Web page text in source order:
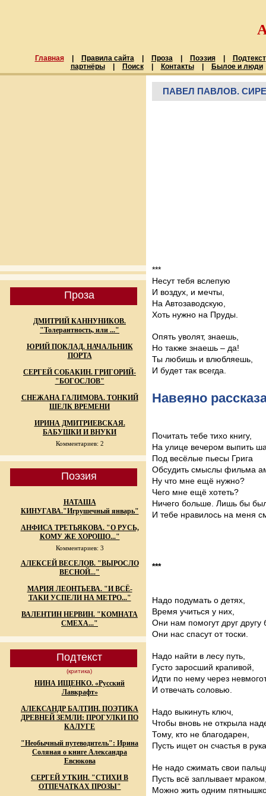
Главная Правила сайта Проза Поэзия
Подтекст
партнёры
Поиск Контакты Былое и люди
Проза
ДМИТРИЙ КАННУНИКОВ.
"Толерантность, или ..."
ЮРИЙ ПОКЛАД. НАЧАЛЬНИК
ПОРТА
СЕРГЕЙ СОБАКИН. ГРИГОРИЙ-
"БОГОСЛОВ"
СНЕЖАНА ГАЛИМОВА. ТОНКИЙ
ШЕЛК ВРЕМЕНИ
ИРИНА ДМИТРИЕВСКАЯ.
БАБУШКИ И ВНУКИ
Комментариев: 2
Поэзия
НАТАША
КИНУГАВА."Игрушечный январь"
АНФИСА ТРЕТЬЯКОВА. "О РУСЬ,
КОМУ ЖЕ ХОРОШО..."
Комментариев: 3
АЛЕКСЕЙ ВЕСЕЛОВ. "ВЫРОСЛО
ВЕСНОЙ..."
МАРИЯ ЛЕОНТЬЕВА. "И ВСЁ-
ТАКИ УСПЕЛИ НА МЕТРО..."
ВАЛЕНТИН НЕРВИН. "КОМНАТА
СМЕХА..."
Подтекст
(критика)
НИНА ИЩЕНКО. «Русский
Лавкрафт»
АЛЕКСАНДР БАЛТИН. ПОЭТИКА
ДРЕВНЕЙ ЗЕМЛИ: ПРОГУЛКИ ПО
КАЛУГЕ
"Необычный путеводитель": Ирина
Соляная о книге Александра
Евсюкова
СЕРГЕЙ УТКИН. "СТИХИ В
ОТПЕЧАТКАХ ПРОЗЫ"
ПАВЕЛ ПАВЛОВ.
***
Несут тебя вслепую
И воздух, и мечты,
На Автозаводскую,
Хоть нужно на Пруды.
Опять уволят, знаешь,
Но также знаешь – да!
Ты любишь и влюбляешь,
И будет так всегда.
Навеяно
Почитать тебе тихо книгу,
На улице вечером выпить
Под весёлые пьесы Грига
Обсудить смыслы фильма
Ну что мне ещё нужно?
Чего мне ещё хотеть?
Ничего больше. Лишь бы
И тебе нравилось на меня
***
Надо подумать о детях,
Время учиться у них,
Они нам помогут друг другу
Они нас спасут от тоски.
Надо найти в лесу путь,
Густо заросший крапивой,
Идти по нему через
И отвечать соловью.
Надо выкинуть ключ,
Чтобы вновь не открыла
Тому, кто не благодарен,
Пусть ищет он счастья в
Не надо сжимать свои
Пусть всё заплывает
Можно жить одним